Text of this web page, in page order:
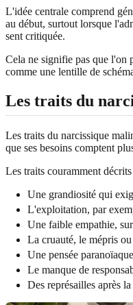
L'idée centrale comprend
au début, surtout lorsque
sent critiquée.
Cela ne signifie pas que l'on
comme une lentille de
Les traits du
Les traits du narcissique
que ses besoins comptent
Les traits couramment
Une grandiosité qui
L'exploitation, par
Une faible empathie,
La cruauté, le mépris
Une pensée
Le manque de
Des représailles après